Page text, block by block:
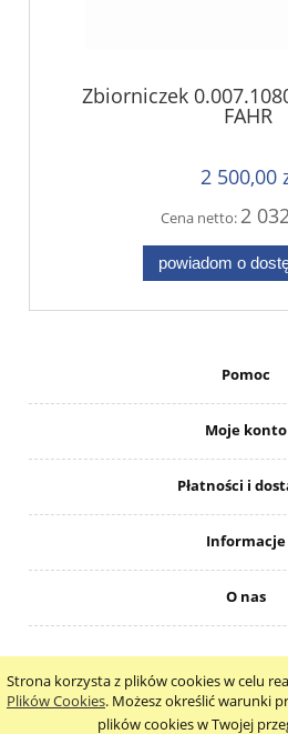
Strona korzysta z plików cookies w celu
Plików Cookies. Możesz określić warunki
plików cookies w Twojej
Zbiorniczek
FAHR
2 500,00
Cena netto: 2
powiadom o
Pomoc
Moje konto
Płatności i
Informacje
O nas
pokaż pełną